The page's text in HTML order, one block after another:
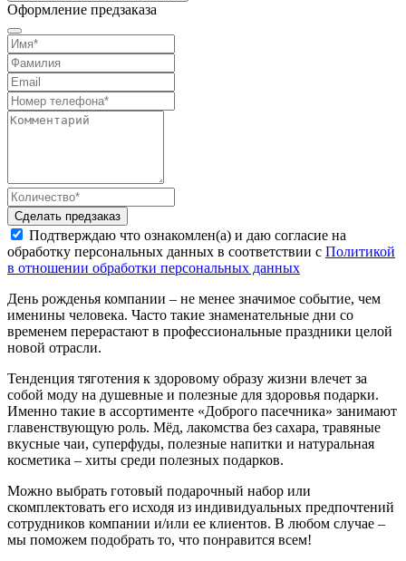
Оформление предзаказа
Сделать предзаказ
Подтверждаю что ознакомлен(а) и даю согласие на
обработку персональных данных в соответствии с Политикой
в отношении обработки персональных данных
День рожденья компании – не менее значимое событие, чем
именины человека. Часто такие знаменательные дни со
временем перерастают в профессиональные праздники целой
новой отрасли.
Тенденция тяготения к здоровому образу жизни влечет за
собой моду на душевные и полезные для здоровья подарки.
Именно такие в ассортименте «Доброго пасечника» занимают
главенствующую роль. Мёд, лакомства без сахара, травяные
вкусные чаи, суперфуды, полезные напитки и натуральная
косметика – хиты среди полезных подарков.
Можно выбрать готовый подарочный набор или
скомплектовать его исходя из индивидуальных предпочтений
сотрудников компании и/или ее клиентов. В любом случае –
мы поможем подобрать то, что понравится всем!